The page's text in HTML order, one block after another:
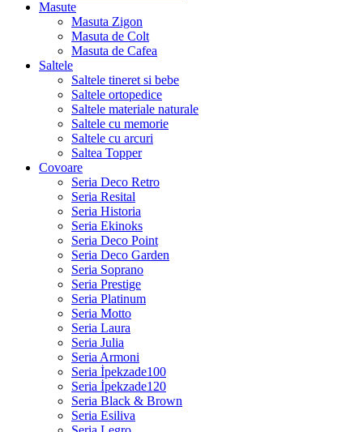
Masute
Masuta Zigon
Masuta de Colt
Masuta de Cafea
Saltele
Saltele tineret si bebe
Saltele ortopedice
Saltele materiale naturale
Saltele cu memorie
Saltele cu arcuri
Saltea Topper
Covoare
Seria Deco Retro
Seria Resital
Seria Historia
Seria Ekinoks
Seria Deco Point
Seria Deco Garden
Seria Soprano
Seria Prestige
Seria Platinum
Seria Motto
Seria Laura
Seria Julia
Seria Armoni
Seria İpekzade100
Seria İpekzade120
Seria Black & Brown
Seria Esiliva